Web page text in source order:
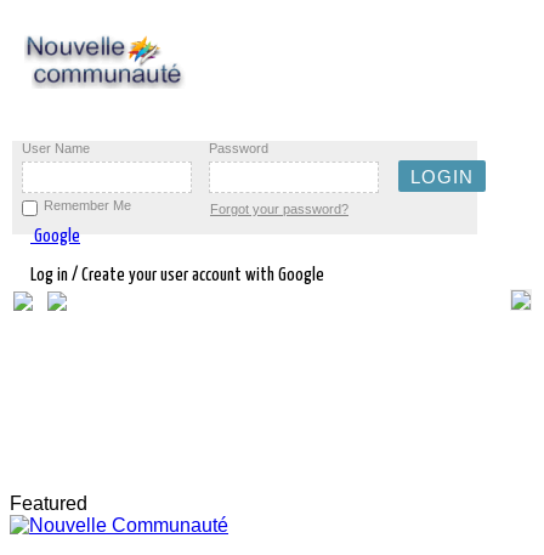
User Name Password
Remember Me Forgot your password?
Google
Log in / Create your user account with Google
Featured